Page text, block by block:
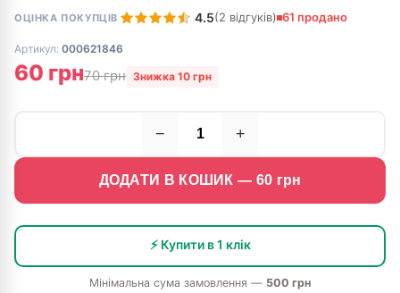
ОЦІНКА ПОКУПЦІВ 4.5(2 відгуків) 61 продано
Артикул: 000621846
60 грн70 грн Знижка 10 грн
− +
ДОДАТИ В КОШИК — 60 грн
⚡ Купити в 1 клік
Мінімальна сума замовлення — 500 грн